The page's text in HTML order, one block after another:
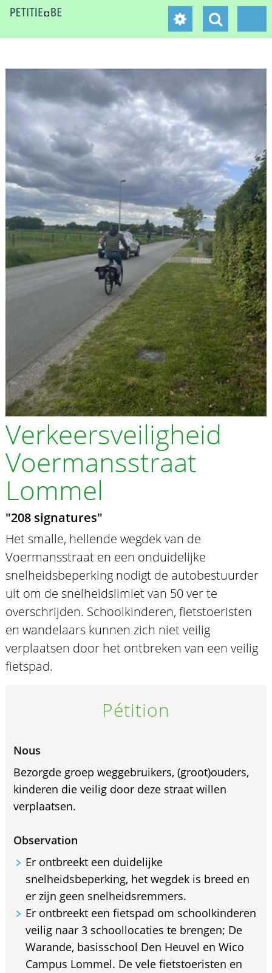
Verkeersveiligheid
Voermansstraat
Lommel
"208 signatures"
Het smalle, hellende wegdek van de
Voermansstraat en een onduidelijke
snelheidsbeperking nodigt de autobestuurder
uit om de snelheidslimiet van 50 ver te
overschrijden. Schoolkinderen, fietstoeristen
en wandelaars kunnen zich niet veilig
verplaatsen door het ontbreken van een veilig
fietspad.
Pétition
Nous
Bezorgde groep weggebruikers, (groot)ouders,
kinderen die veilig door deze straat willen
verplaatsen.
Observation
Er ontbreekt een duidelijke
snelheidsbeperking, het wegdek is breed en
er zijn geen snelheidsremmers.
Er ontbreekt een fietspad om schoolkinderen
veilig naar 3 schoollocaties te brengen; De
Warande, basisschool Den Heuvel en Wico
Campus Lommel. De vele fietstoeristen en